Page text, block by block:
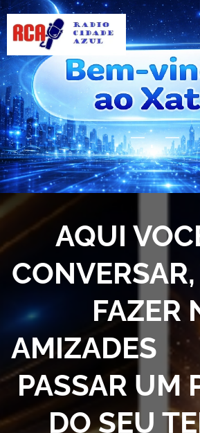
.
.
AQUI
FAZER
PASSAR UM
DO SEU